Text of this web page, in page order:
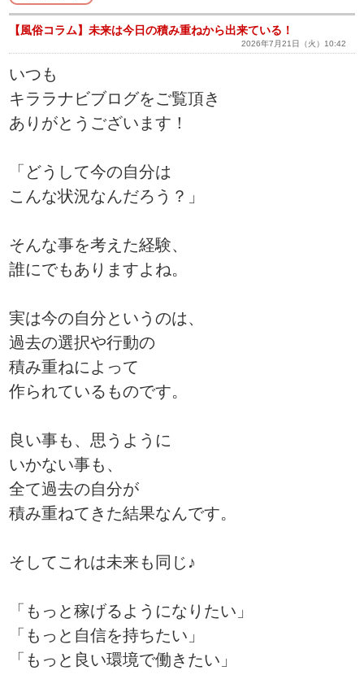
【風俗コラム】未来は今日の積み重ねから出来ている！
2026年7月21日（火）10:42
いつも
キララナビブログをご覧頂き
ありがとうございます！
「どうして今の自分は
こんな状況なんだろう？」
そんな事を考えた経験、
誰にでもありますよね。
実は今の自分というのは、
過去の選択や行動の
積み重ねによって
作られているものです。
良い事も、思うように
いかない事も、
全て過去の自分が
積み重ねてきた結果なんです。
そしてこれは未来も同じ♪
「もっと稼げるようになりたい」
「もっと自信を持ちたい」
「もっと良い環境で働きたい」